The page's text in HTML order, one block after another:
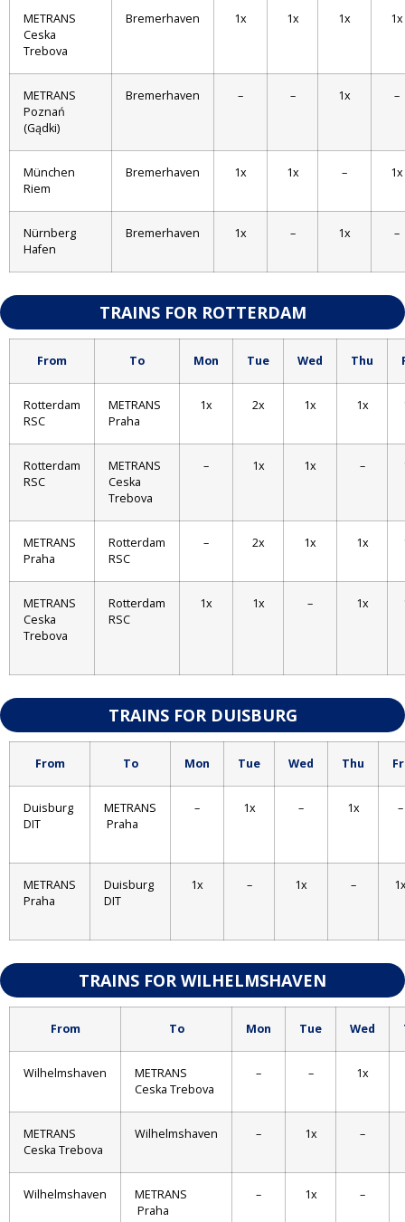
METRANS
Ceska
Trebova
Bremerhaven 1x 1x 1x 1x
METRANS
Poznań
(Gądki)
Bremerhaven – – 1x –
München
Riem
Bremerhaven 1x 1x – 1x
Nürnberg
Hafen
Bremerhaven 1x – 1x –
TRAINS FOR ROTTERDAM
From To Mon Tue Wed Thu
Rotterdam
RSC
METRANS
Praha
1x 2x 1x 1x
Rotterdam
RSC
METRANS
Ceska
Trebova
– 1x 1x –
METRANS
Praha
Rotterdam
RSC
– 2x 1x 1x
METRANS
Ceska
Trebova
Rotterdam
RSC
1x 1x – 1x
TRAINS FOR DUISBURG
From To Mon Tue Wed Thu
Duisburg
DIT
METRANS
Praha
– 1x – 1x –
METRANS
Praha
Duisburg
DIT
1x – 1x –
TRAINS FOR WILHELMSHAVEN
From To Mon Tue Wed
Wilhelmshaven
METRANS
Ceska Trebova
– – 1x
METRANS
Ceska Trebova
Wilhelmshaven – 1x –
Wilhelmshaven
METRANS
Praha
– 1x –